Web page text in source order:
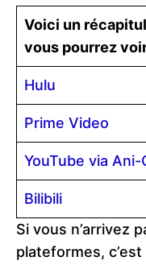
Voici un
vous pourrez voir
Hulu
Prime Video
YouTube via Ani-
Bilibili
Si vous n’arrivez
plateformes,